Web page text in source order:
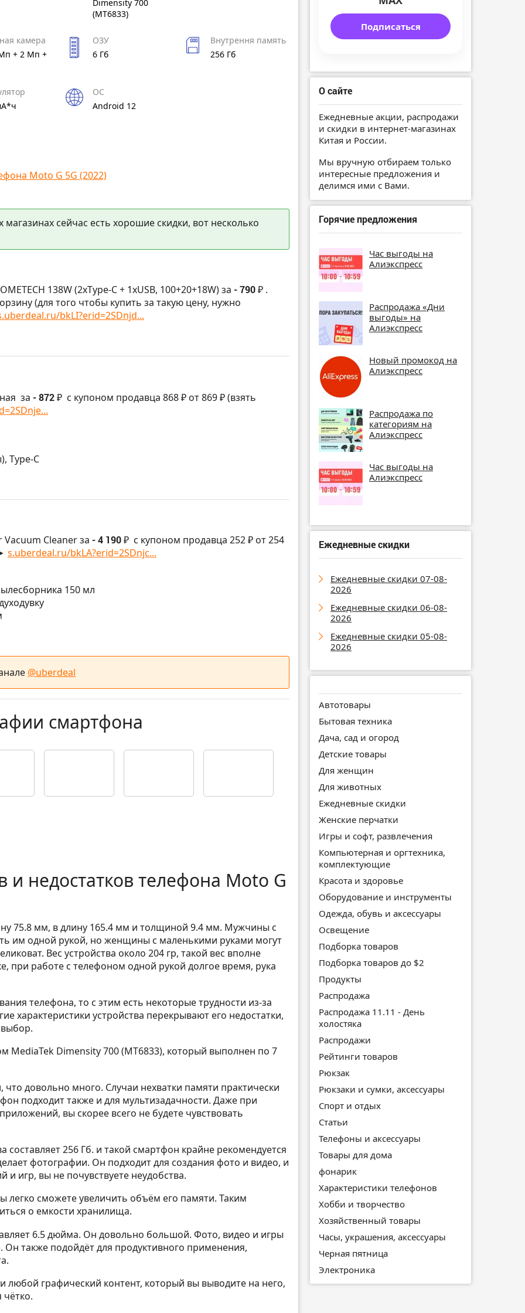
Dimensity 700
(MT6833)
камера
+ 2 Мп +
ОЗУ
6 Гб
Внутрення память
256 Гб
ОС
Android 12
Moto G 5G (2022)
сейчас есть хорошие скидки, вот несколько
138W (2xType-C + 1xUSB, 100+20+18W) за - 790 ₽ .
(для того чтобы купить за такую цену, нужно
bkLI?erid=2SDnjd...
за - 872 ₽ с купоном продавца 868 ₽ от 869 ₽ (взять
Type-C
Cleaner за - 4 190 ₽ с купоном продавца 252 ₽ от 254
s.uberdeal.ru/bkLA?erid=2SDnjc...
150 мл
@uberdeal
смартфона
недостатков телефона Moto G
75.8 мм, в длину 165.4 мм и толщиной 9.4 мм. Мужчины с
им одной рукой, но женщины с маленькими руками могут
Вес устройства около 204 гр, такой вес вполне
при работе с телефоном одной рукой долгое время, рука
телефона, то с этим есть некоторые трудности из-за
характеристики устройства перекрывают его недостатки,
Dimensity 700 (MT6833), который выполнен по 7
довольно много. Случаи нехватки памяти практически
подходит также и для мультизадачности. Даже при
вы скорее всего не будете чувствовать
256 Гб. и такой смартфон крайне рекомендуется
фотографии. Он подходит для создания фото и видео, и
игр, вы не почувствуете неудобства.
легко сможете увеличить объём его памяти. Таким
о емкости хранилища.
6.5 дюйма. Он довольно большой. Фото, видео и игры
Он также подойдёт для продуктивного применения,
графический контент, который вы выводите на него,
Подписаться
О сайте
Ежедневные акции, распродажи
и скидки в интернет-магазинах
Китая и России.
Мы вручную отбираем только
интересные предложения и
делимся ими с Вами.
Горячие предложения
Час выгоды на
Алиэкспресс
Распродажа «Дни
выгоды» на
Алиэкспресс
Новый промокод на
Алиэкспресс
Распродажа по
категориям на
Алиэкспресс
Час выгоды на
Алиэкспресс
Ежедневные скидки
Ежедневные скидки 07-08-
2026
Ежедневные скидки 06-08-
2026
Ежедневные скидки 05-08-
2026
Автотовары
Бытовая техника
Дача, сад и огород
Детские товары
Для женщин
Для животных
Ежедневные скидки
Женские перчатки
Игры и софт, развлечения
Компьютерная и оргтехника,
комплектующие
Красота и здоровье
Оборудование и инструменты
Одежда, обувь и аксессуары
Освещение
Подборка товаров
Подборка товаров до $2
Продукты
Распродажа
Распродажа 11.11 - День
холостяка
Распродажи
Рейтинги товаров
Рюкзак
Рюкзаки и сумки, аксессуары
Спорт и отдых
Статьи
Телефоны и аксессуары
Товары для дома
фонарик
Характеристики телефонов
Хобби и творчество
Хозяйственный товары
Часы, украшения, аксессуары
Черная пятница
Электроника